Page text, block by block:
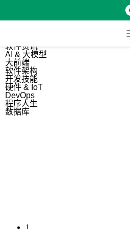
软件资讯
AI & 大模型
大前端
软件架构
开发技能
硬件 & IoT
DevOps
程序人生
数据库
1